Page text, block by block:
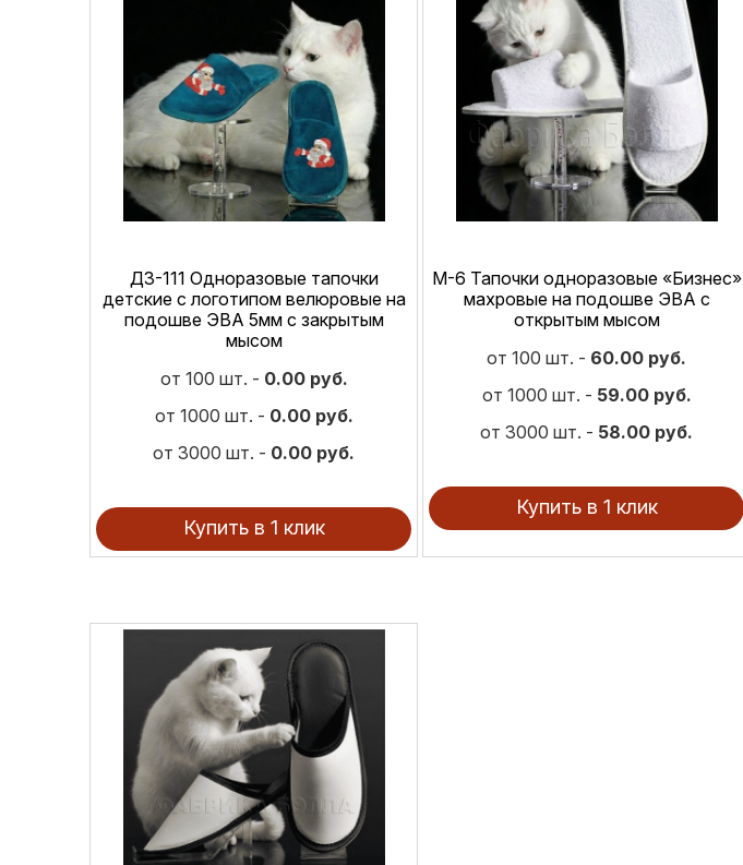
ДЗ-111 Одноразовые тапочки
детские с логотипом велюровые на
подошве ЭВА 5мм с закрытым
мысом
от 100 шт. - 0.00 руб.
от 1000 шт. - 0.00 руб.
от 3000 шт. - 0.00 руб.
Купить в 1 клик
М-6 Тапочки одноразовые «Бизнес»
махровые на подошве ЭВА с
открытым мысом
от 100 шт. - 60.00 руб.
от 1000 шт. - 59.00 руб.
от 3000 шт. - 58.00 руб.
Купить в 1 клик